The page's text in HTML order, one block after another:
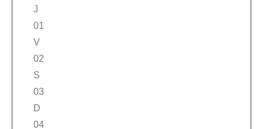
J
01
V
02
S
03
D
04